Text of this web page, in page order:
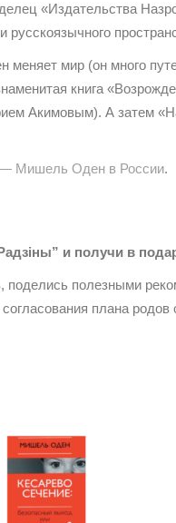
«Издательства
мир (он много
книга
Акимовым). А затем
— Мишель Оден в России.
и получи в
полезными
плана